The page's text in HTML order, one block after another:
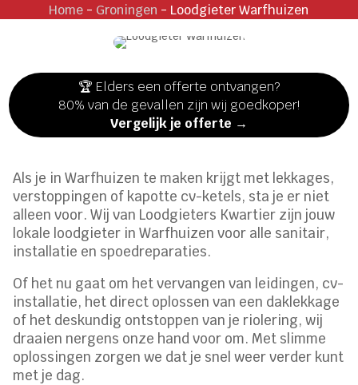
Home - Groningen - Loodgieter Warfhuizen
🏆 Elders een offerte ontvangen?
80% van de gevallen zijn wij goedkoper!
Vergelijk je offerte →
Als je in Warfhuizen te maken krijgt met lekkages,
verstoppingen of kapotte cv-ketels, sta je er niet
alleen voor. Wij van Loodgieters Kwartier zijn jouw
lokale loodgieter in Warfhuizen voor alle sanitair,
installatie en spoedreparaties.
Of het nu gaat om het vervangen van leidingen, cv-
installatie, het direct oplossen van een daklekkage
of het deskundig ontstoppen van je riolering, wij
draaien nergens onze hand voor om. Met slimme
oplossingen zorgen we dat je snel weer verder kunt
met je dag.